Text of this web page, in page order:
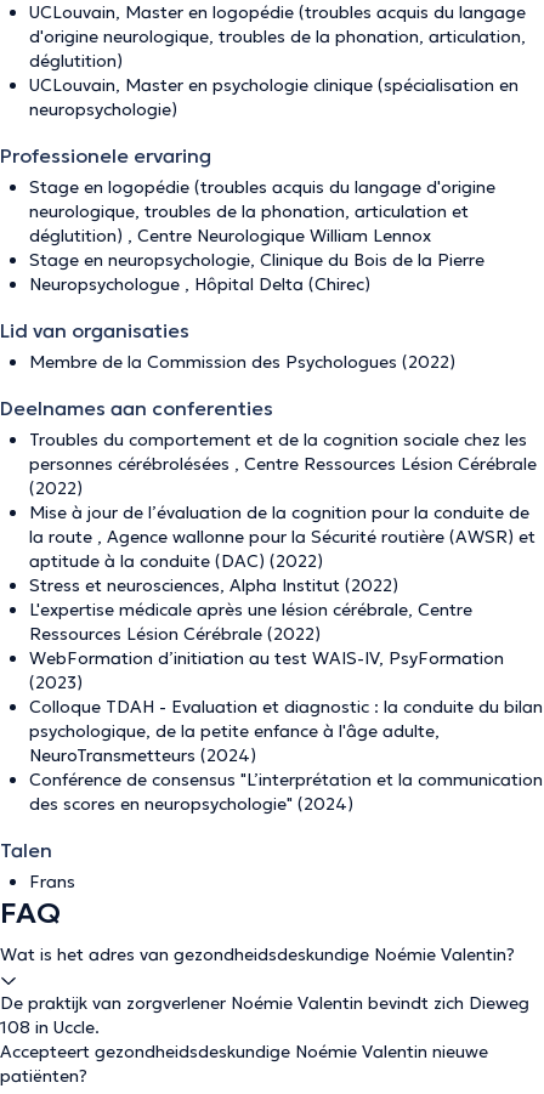
UCLouvain, Master en logopédie (troubles acquis du langage
d'origine neurologique, troubles de la phonation, articulation,
déglutition)
UCLouvain, Master en psychologie clinique (spécialisation en
neuropsychologie)
Professionele ervaring
Stage en logopédie (troubles acquis du langage d'origine
neurologique, troubles de la phonation, articulation et
déglutition) , Centre Neurologique William Lennox
Stage en neuropsychologie, Clinique du Bois de la Pierre
Neuropsychologue , Hôpital Delta (Chirec)
Lid van organisaties
Membre de la Commission des Psychologues (2022)
Deelnames aan conferenties
Troubles du comportement et de la cognition sociale chez les
personnes cérébrolésées , Centre Ressources Lésion Cérébrale
(2022)
Mise à jour de l’évaluation de la cognition pour la conduite de
la route , Agence wallonne pour la Sécurité routière (AWSR) et
aptitude à la conduite (DAC) (2022)
Stress et neurosciences, Alpha Institut (2022)
L'expertise médicale après une lésion cérébrale, Centre
Ressources Lésion Cérébrale (2022)
WebFormation d’initiation au test WAIS-IV, PsyFormation
(2023)
Colloque TDAH - Evaluation et diagnostic : la conduite du bilan
psychologique, de la petite enfance à l'âge adulte,
NeuroTransmetteurs (2024)
Conférence de consensus "L’interprétation et la communication
des scores en neuropsychologie" (2024)
Talen
Frans
FAQ
Wat is het adres van gezondheidsdeskundige Noémie Valentin?
De praktijk van zorgverlener Noémie Valentin bevindt zich Dieweg
108 in Uccle.
Accepteert gezondheidsdeskundige Noémie Valentin nieuwe
patiënten?